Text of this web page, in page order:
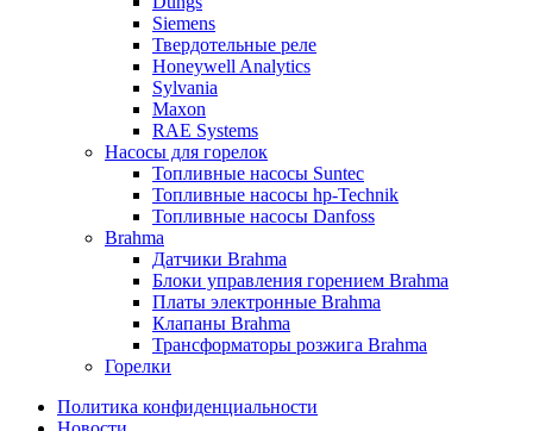
Siemens
Твердотельные реле
Honeywell Analytics
Sylvania
Maxon
RAE Systems
Насосы для горелок
Топливные насосы Suntec
Топливные насосы hp-Technik
Топливные насосы Danfoss
Brahma
Датчики Brahma
Блоки управления горением Brahma
Платы электронные Brahma
Клапаны Brahma
Трансформаторы розжига Brahma
Горелки
Политика конфиденциальности